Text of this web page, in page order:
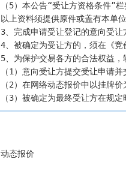
（5）本公告“受让方资格条件”栏
以上资料须提供原件或盖有本单
3、完成申请受让登记的意向受
4、被确定为受让方的，须在《
5、为保护交易各方的合法权益
（1）意向受让方提交受让申请
（2）在网络动态报价中以挂牌
（3）被确定为最终受让方在规
动态报价